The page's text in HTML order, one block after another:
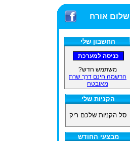
שלום אורח
החשבון שלי
משתמש חדש?
הרשמה חינם דרך שרת
מאובטח
הקניות שלי
סל הקניות שלכם ריק
מבצעי החודש